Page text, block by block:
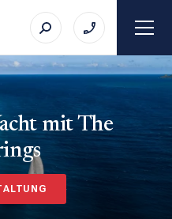
mit The